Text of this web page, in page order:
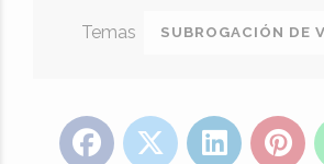
SUBROGACIÓN DE